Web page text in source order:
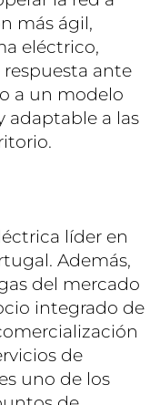
más ágil,
eléctrico,
ante
a un modelo
adaptable a las
líder en
Además,
del mercado
integrado de
de
uno de los